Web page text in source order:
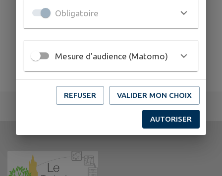
Obligatoire
Mesure d'audience (Matomo)
REFUSER VALIDER MON CHOIX
AUTORISER